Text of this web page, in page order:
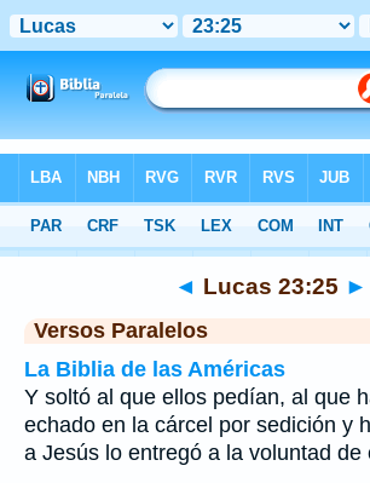
>Lucas > Capítulo 23> Verso 25
◄ Lucas 23:25 ►
Versos Paralelos
La Biblia de las Américas
Y soltó al que ellos pedían, al que
echado en la cárcel por sedición y
a Jesús lo entregó a la voluntad de